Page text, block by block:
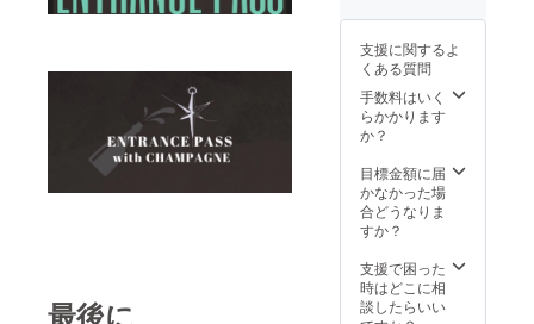
最後に
静化
し、営
業再開
の目処
が立ち
次第の
すの
で、前
後する
いま
す。予
めご了
い。 店
受け取
り、又
は全国
への郵
送がお
けま
す。 ※
お届け
予定日
まして
は、新
型コロ
支援に関するよ
くある質問
手数料はいく
らかかります
か？
目標金額に届
かなかった場
合どうなりま
すか？
支援で困った
時はどこに相
談したらいい